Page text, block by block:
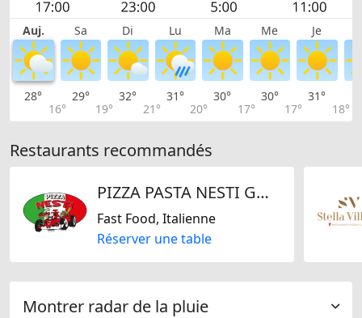
Auj. Sa Di Lu Ma Me Je
28°
16°
29°
19°
32°
21°
31°
20°
30°
17°
30°
17°
31°
18°
Restaurants recommandés
PIZZA PASTA NESTI GmbH
Fast Food, Italienne
Réserver une table
Montrer radar de la pluie